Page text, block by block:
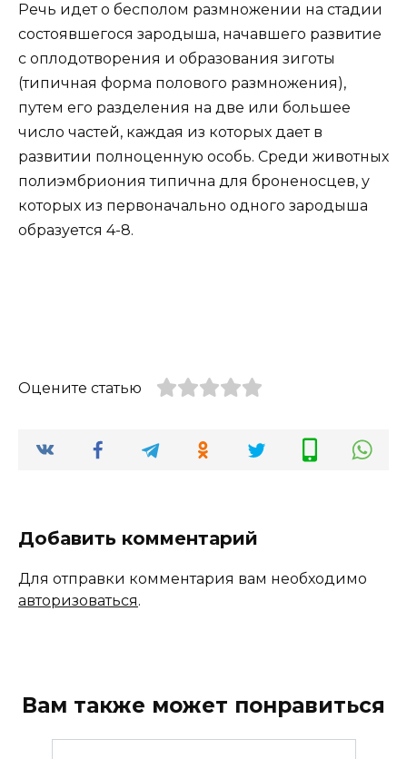
Речь идет о бесполом размножении на стадии
состоявшегося зародыша, начавшего развитие
с оплодотворения и образования зиготы
(типичная форма полового размножения),
путем его разделения на две или большее
число частей, каждая из которых дает в
развитии полноценную особь. Среди животных
полиэмбриония типична для броненосцев, у
которых из первоначально одного зародыша
образуется 4-8.
Оцените статью
Добавить комментарий
Для отправки комментария вам необходимо
авторизоваться.
Вам также может понравиться